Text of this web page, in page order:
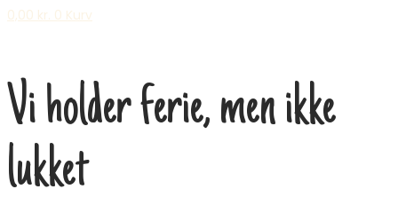
0,00 kr. 0 Kurv
Vi holder ferie, men ikke
lukket